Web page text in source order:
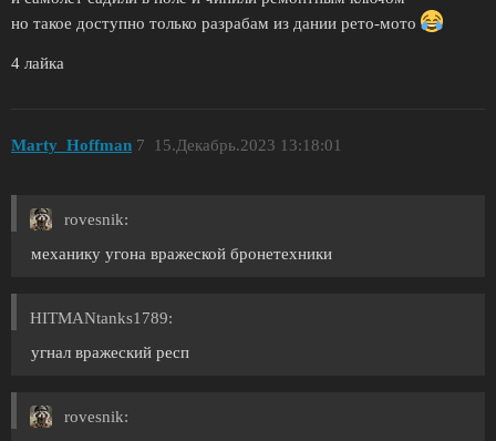
но такое доступно только разрабам из дании рето-мото
4 лайка
Marty_Hoffman 15.Декабрь.2023 13:18:01
7
rovesnik:
механику угона вражеской бронетехники
HITMANtanks1789:
угнал вражеский респ
rovesnik: